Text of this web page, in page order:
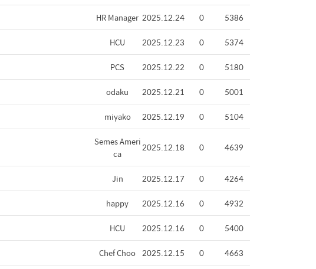
HR Manager 2025.12.24 0
5386
HCU 2025.12.23 0
5374
PCS 2025.12.22 0
5180
odaku 2025.12.21 0
5001
miyako 2025.12.19 0 5104
Semes Ameri
ca
2025.12.18 0 4639
Jin 2025.12.17 0
4264
happy 2025.12.16 0
4932
HCU 2025.12.16 0
5400
Chef Choo 2025.12.15 0
4663